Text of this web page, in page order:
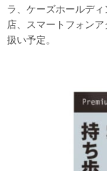
ラ、ケーズホールデ
店、スマートフォン
扱い予定。